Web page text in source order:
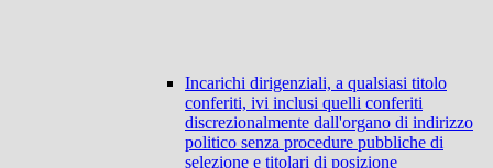
Incarichi dirigenziali, a qualsiasi titolo
conferiti, ivi inclusi quelli conferiti
discrezionalmente dall'organo di indirizzo
politico senza procedure pubbliche di
selezione e titolari di posizione